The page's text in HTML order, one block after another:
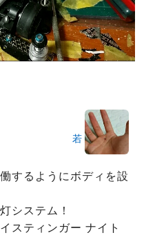
若
するようにボディを設
システム！
スティンガー ナイト